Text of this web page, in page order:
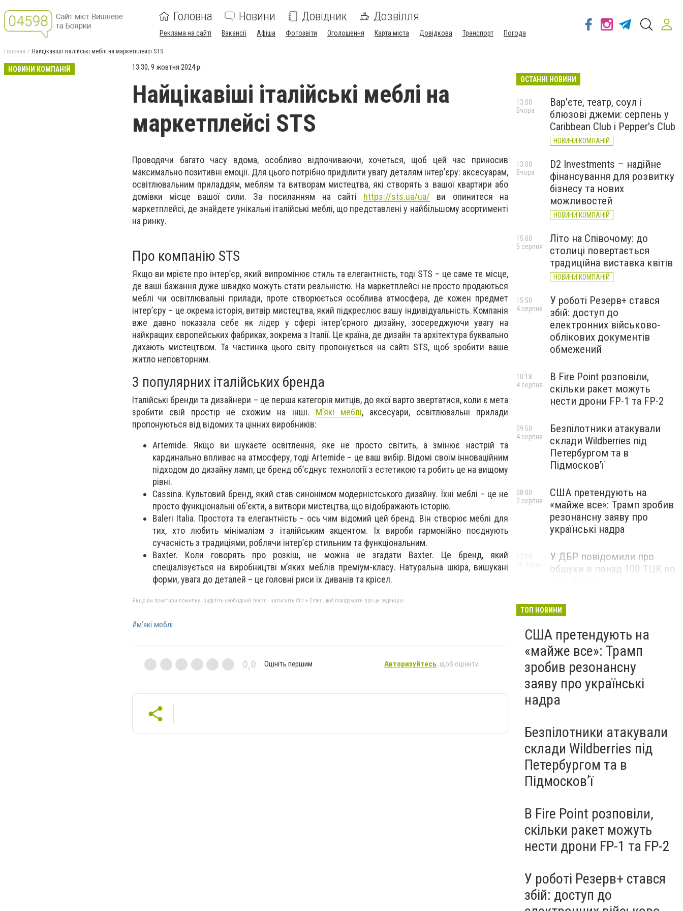
Головна Новини Довідник Дозвілля
Реклама на сайті Вакансії Афіша Фотозвіти Оголошення Карта міста Довідкова Транспорт Погода
Головна Найцікавіші італійські меблі на маркетплейсі STS
НОВИНИ КОМПАНІЙ 13:30, 9 жовтня 2024 р.
Найцікавіші італійські меблі на
маркетплейсі STS
Проводячи багато часу вдома, особливо відпочиваючи, хочеться, щоб цей час приносив
максимально позитивні емоції. Для цього потрібно приділити увагу деталям інтер’єру: аксесуарам,
освітлювальним приладдям, меблям та витворам мистецтва, які створять з вашої квартири або
домівки місце вашої сили. За посиланням на сайті https://sts.ua/ua/ ви опинитеся на
маркетплейсі, де знайдете унікальні італійські меблі, що представлені у найбільшому асортименті
на ринку.
Про компанію STS
Якщо ви мрієте про інтер’єр, який випромінює стиль та елегантність, тоді STS – це саме те місце,
де ваші бажання дуже швидко можуть стати реальністю. На маркетплейсі не просто продаються
меблі чи освітлювальні прилади, проте створюється особлива атмосфера, де кожен предмет
інтер’єру – це окрема історія, витвір мистецтва, який підкреслює вашу індивідуальність. Компанія
вже давно показала себе як лідер у сфері інтер’єрного дизайну, зосереджуючи увагу на
найкращих європейських фабриках, зокрема з Італії. Це країна, де дизайн та архітектура буквально
дихають мистецтвом. Та частинка цього світу пропонується на сайті STS, щоб зробити ваше
житло неповторним.
3 популярних італійських бренда
Італійські бренди та дизайнери – це перша категорія митців, до якої варто звертатися, коли є мета
зробити свій простір не схожим на інші. М’які меблі, аксесуари, освітлювальні прилади
пропонуються від відомих та цінних виробників:
Artemide. Якщо ви шукаєте освітлення, яке не просто світить, а змінює настрій та
кардинально впливає на атмосферу, тоді Artemide – це ваш вибір. Відомі своїм інноваційним
підходом до дизайну ламп, це бренд об’єднує технології з естетикою та робить це на вищому
рівні.
Cassina. Культовий бренд, який став синонімом модерністського дизайну. Їхні меблі – це не
просто функціональні об’єкти, а витвори мистецтва, що відображають історію.
Baleri Italia. Простота та елегантність – ось чим відомий цей бренд. Він створює меблі для
тих, хто любить мінімалізм з італійським акцентом. Їх вироби гармонійно поєднують
сучасність з традиціями, роблячи інтер’єр стильним та функціональним.
Baxter. Коли говорять про розкіш, не можна не згадати Baxter. Це бренд, який
спеціалізується на виробництві м’яких меблів преміум-класу. Натуральна шкіра, вишукані
форми, увага до деталей – це головні риси їх диванів та крісел.
Якщо ви помітили помилку, виділіть необхідний текст і натисніть Ctrl + Enter, щоб повідомити про це редакцію
#м’які меблі
0,0 Оцініть першим Авторизуйтесь, щоб оцінити
ОСТАННІ НОВИНИ
Вар’єте, театр, соул і
блюзові джеми: серпень у
Caribbean Club і Pepper's Club
НОВИНИ КОМПАНІЙ
13:00
Вчора
D2 Investments – надійне
фінансування для розвитку
бізнесу та нових
можливостей
НОВИНИ КОМПАНІЙ
13:00
Вчора
Літо на Співочому: до
столиці повертається
традиційна виставка квітів
НОВИНИ КОМПАНІЙ
15:00
5 серпня
У роботі Резерв+ стався
збій: доступ до
електронних військово-
облікових документів
обмежений
15:50
4 серпня
В Fire Point розповіли,
скільки ракет можуть
нести дрони FP-1 та FP-2
10:18
4 серпня
Безпілотники атакували
склади Wildberries під
Петербургом та в
Підмосков’ї
09:50
4 серпня
США претендують на
«майже все»: Трамп зробив
резонансну заяву про
українські надра
08:00
2 серпня
У ДБР повідомили про
обшуки в понад 100 ТЦК по
17:15
ТОП НОВИНИ
США претендують на
«майже все»: Трамп
зробив резонансну
заяву про українські
надра
Безпілотники атакували
склади Wildberries під
Петербургом та в
Підмосков’ї
В Fire Point розповіли,
скільки ракет можуть
нести дрони FP-1 та FP-2
У роботі Резерв+ стався
збій: доступ до